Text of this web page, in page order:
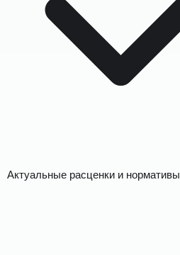
Актуальные расценки и нормативы